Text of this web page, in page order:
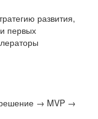
развития,
первых
→ MVP →